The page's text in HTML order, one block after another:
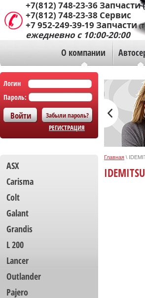
О компании
+7(812) 748-23-36 Запчасти
+7(812) 748-23-38 Сервис
+7 952-249-39-19 Запчасти
ежедневно с 10:00-20:00
Логин
Пароль:
Забыли пароль?
РЕГИСТРАЦИЯ
ASX
Carisma
Colt
Galant
Grandis
L 200
Lancer
Outlander
Pajero
Главная \
IDEMITSU